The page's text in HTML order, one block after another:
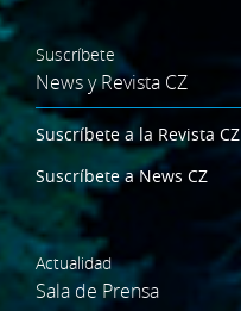
Suscríbete
News y Revista CZ
Suscríbete a la Revista CZ
Suscríbete a News CZ
Actualidad
Sala de Prensa